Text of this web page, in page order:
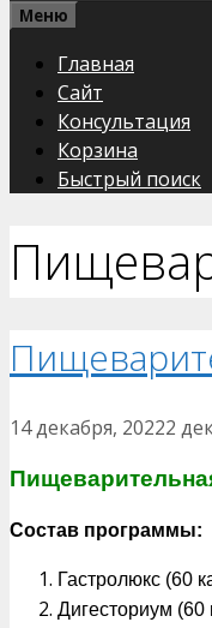
Меню
Главная
Сайт
Консультация
Корзина
Быстрый поиск
14 декабря, 20222
Состав программы:
Гастролюкс (60
Дигесториум